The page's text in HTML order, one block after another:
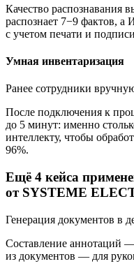
Качество распознавания
распознает 7−9 фактов,
с учетом печати и
Умная инвентаризация
Ранее сотрудники
После подключения к
до 5 минут: именно
интеллекту, чтобы
96%.
Ещё 4 кейса
от SYSTEME
Генерация документов в
Составление аннотаций
из документов — для